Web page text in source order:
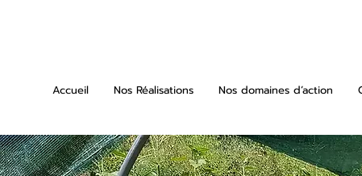
Accueil Nos Réalisations Nos domaines d’action